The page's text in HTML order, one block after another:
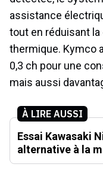
assistance
tout en réduisant
thermique. Kymco
0,3 ch pour une
mais aussi
À LIRE AUSSI
Essai Kawasaki
alternative à la